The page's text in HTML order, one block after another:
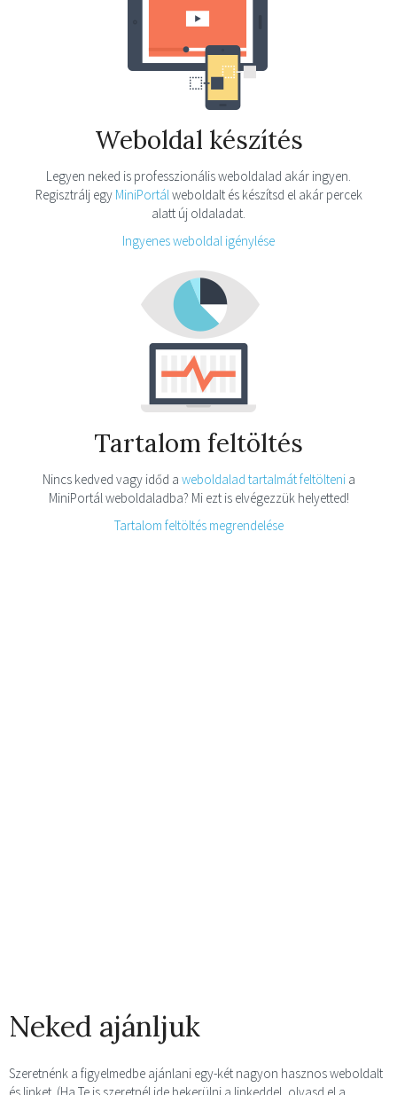
Weboldal készítés
Legyen neked is professzionális weboldalad akár ingyen.
Regisztrálj egy MiniPortálweboldalt és készítsd el akár percek
alatt új oldaladat.
Ingyenes weboldal igénylése
Tartalom feltöltés
Nincs kedved vagy időd a weboldalad tartalmát feltöltenia
MiniPortál weboldaladba? Mi ezt is elvégezzük helyetted!
Tartalom feltöltés megrendelése
Neked ajánljuk
Szeretnénk a figyelmedbe ajánlani egy-két nagyon hasznos weboldalt